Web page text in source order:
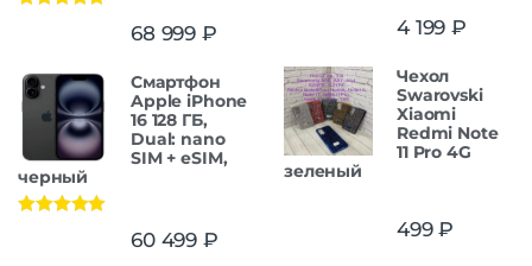
68 999 ₽
Смартфон
Apple iPhone
16 128 ГБ,
Dual: nano
SIM + eSIM,
черный
60 499 ₽
4 199 ₽
Чехол
Swarovski
Xiaomi
Redmi Note
11 Pro 4G
зеленый
499₽